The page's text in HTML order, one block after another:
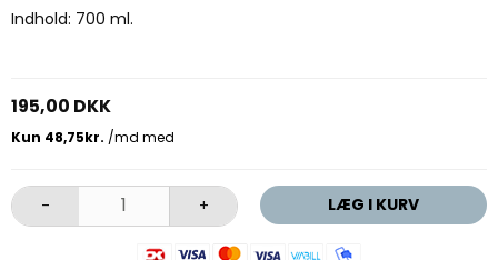
Indhold: 700 ml.
195,00 DKK
- + LÆG I KURV